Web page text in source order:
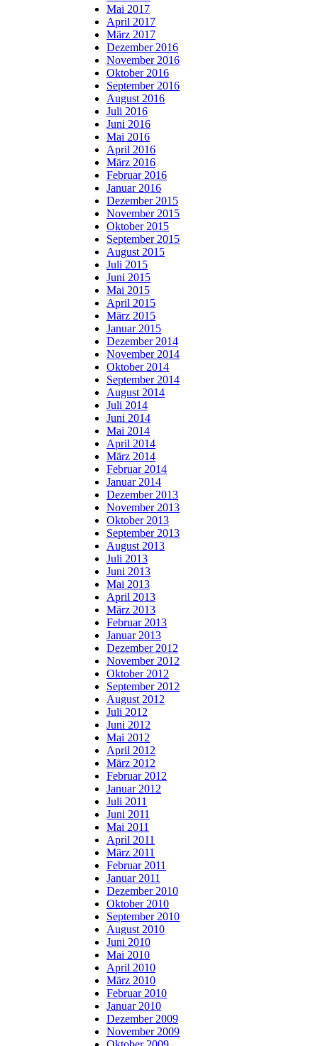
Mai 2017
April 2017
März 2017
Dezember 2016
November 2016
Oktober 2016
September 2016
August 2016
Juli 2016
Juni 2016
Mai 2016
April 2016
März 2016
Februar 2016
Januar 2016
Dezember 2015
November 2015
Oktober 2015
September 2015
August 2015
Juli 2015
Juni 2015
Mai 2015
April 2015
März 2015
Januar 2015
Dezember 2014
November 2014
Oktober 2014
September 2014
August 2014
Juli 2014
Juni 2014
Mai 2014
April 2014
März 2014
Februar 2014
Januar 2014
Dezember 2013
November 2013
Oktober 2013
September 2013
August 2013
Juli 2013
Juni 2013
Mai 2013
April 2013
März 2013
Februar 2013
Januar 2013
Dezember 2012
November 2012
Oktober 2012
September 2012
August 2012
Juli 2012
Juni 2012
Mai 2012
April 2012
März 2012
Februar 2012
Januar 2012
Juli 2011
Juni 2011
Mai 2011
April 2011
März 2011
Februar 2011
Januar 2011
Dezember 2010
Oktober 2010
September 2010
August 2010
Juni 2010
Mai 2010
April 2010
März 2010
Februar 2010
Januar 2010
Dezember 2009
November 2009